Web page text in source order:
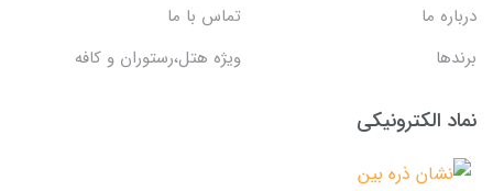
درباره ما
تماس با ما
برندها
ویژه هتل،رستوران و کافه
نماد الکترونیکی